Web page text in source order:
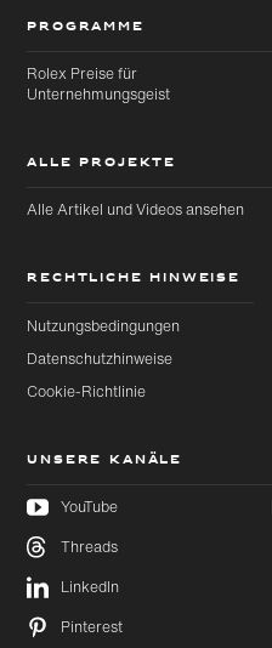
PROGRAMME
Rolex Preise für
Unternehmungsgeist
ALLE PROJEKTE
Alle Artikel und Videos ansehen
RECHTLICHE HINWEISE
Nutzungsbedingungen
Datenschutzhinweise
Cookie-Richtlinie
UNSERE KANÄLE
YouTube
Threads
LinkedIn
Pinterest